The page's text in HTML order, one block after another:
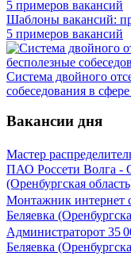
Шаблоны вакансий:
5 примеров вакансий
Система двойного
собеседования в
Вакансии дня
Мастер
ПАО Россети Волга -
(Оренбургская
Монтажник интернет
Беляевка
Администраторот 35
Беляевка